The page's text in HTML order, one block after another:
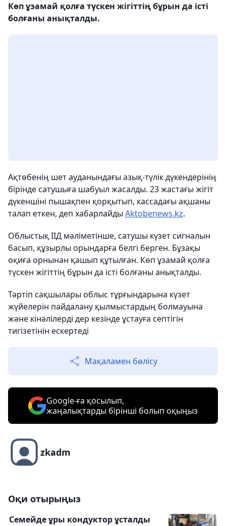
Көп ұзамай қолға түскен жігіттің бұрын да істі
болғаны анықталды.
Ақтөбенің шет ауданындағы азық-түлік дүкендерінің
бірінде сатушыға шабуыл жасалды. 23 жастағы жігіт
дүкеншіні пышақпен қорқытып, кассадағы ақшаны
талап еткен, деп хабарлайды Aktobenews.kz.
Облыстық ІІД мәліметінше, сатушы күзет сигналын
басып, құзырлы орындарға белгі берген. Бұзақы
оқиға орнынан қашып құтылған. Көп ұзамай қолға
түскен жігіттің бұрын да істі болғаны анықталды.
Тәртіп сақшылары облыс тұрғындарына күзет
жүйелерін пайдалану қылмыстардың болмауына
және кінәлілерді дер кезінде ұстауға септігін
тигізетінін ескертеді
Мақаламен бөлісу
Google-ға қосылып,
жаңалықтарды бірінші болып оқыңыз
zkadm
Оқи отырыңыз
Семейде ұры кондуктор ұсталды